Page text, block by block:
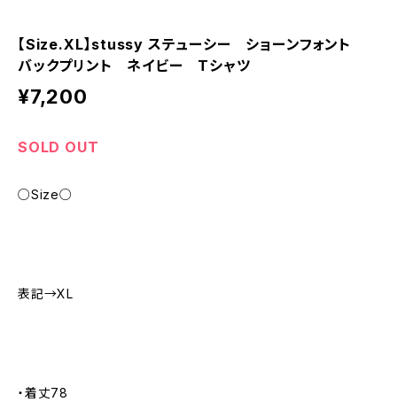
【Size.XL】stussy ステューシー ショーンフォント
バックプリント ネイビー Tシャツ
¥7,200
SOLD OUT
○Size○
表記→XL
・着丈78